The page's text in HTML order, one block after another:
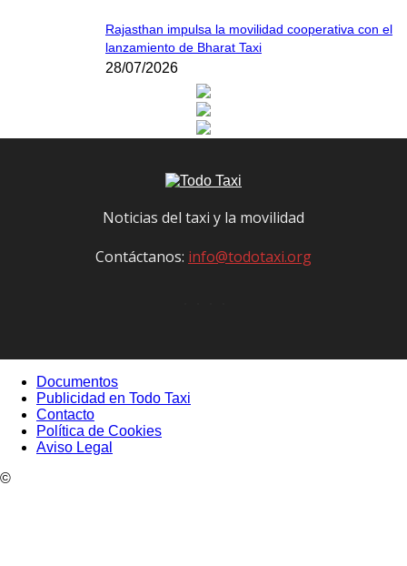
Rajasthan impulsa la movilidad cooperativa con el
lanzamiento de Bharat Taxi
28/07/2026
Noticias del taxi y la movilidad
Contáctanos: info@todotaxi.org
Documentos
Publicidad en Todo Taxi
Contacto
Política de Cookies
Aviso Legal
©